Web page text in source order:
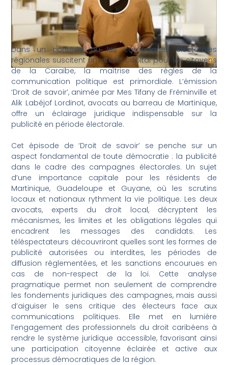
Dans un contexte où les campagnes électorales
régionales suscitent un intérêt capital pour les citoyens
de la Caraïbe, la maîtrise des règles de la
communication politique est primordiale. L’émission
‘Droit de savoir’, animée par Mes Tifany de Fréminville et
Alik Labéjof Lordinot, avocats au barreau de Martinique,
offre un éclairage juridique indispensable sur la
publicité en période électorale.
Cet épisode de ‘Droit de savoir’ se penche sur un
aspect fondamental de toute démocratie : la publicité
dans le cadre des campagnes électorales. Un sujet
d’une importance capitale pour les résidents de
Martinique, Guadeloupe et Guyane, où les scrutins
locaux et nationaux rythment la vie politique. Les deux
avocats, experts du droit local, décryptent les
mécanismes, les limites et les obligations légales qui
encadrent les messages des candidats. Les
téléspectateurs découvriront quelles sont les formes de
publicité autorisées ou interdites, les périodes de
diffusion réglementées, et les sanctions encourues en
cas de non-respect de la loi. Cette analyse
pragmatique permet non seulement de comprendre
les fondements juridiques des campagnes, mais aussi
d’aiguiser le sens critique des électeurs face aux
communications politiques. Elle met en lumière
l’engagement des professionnels du droit caribéens à
rendre le système juridique accessible, favorisant ainsi
une participation citoyenne éclairée et active aux
processus démocratiques de la région.